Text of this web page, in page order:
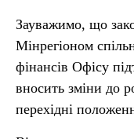
Зауважимо, що
Мінрегіоном
фінансів Офісу
вносить зміни до
перехідні